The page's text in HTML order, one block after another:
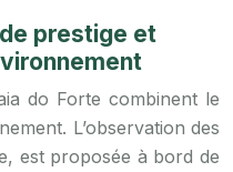
prestige et
do Forte combinent le
L’observation des
est proposée à bord de